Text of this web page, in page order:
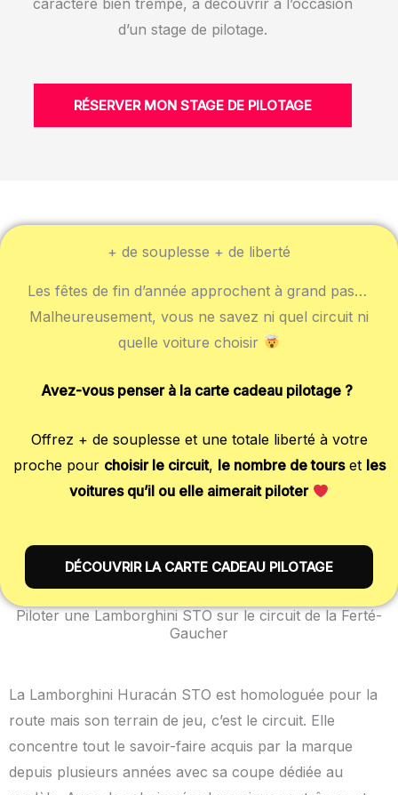
caractère bien trempé, à découvrir à l’occasion
d’un stage de pilotage.
RÉSERVER MON STAGE DE PILOTAGE
+ de souplesse + de liberté
Les fêtes de fin d’année approchent à grand pas…
Malheureusement, vous ne savez ni quel circuit ni
quelle voiture choisir
Avez-vous penser à la carte cadeau pilotage ?
Offrez + de souplesse et une totale liberté à votre
proche pour choisir le circuit, le nombre de tourset les
voitures qu’il ou elle aimerait piloter
DÉCOUVRIR LA CARTE CADEAU PILOTAGE
Piloter une Lamborghini STO sur le circuit de la Ferté-
Gaucher
La Lamborghini Huracán STO est homologuée pour la
route mais son terrain de jeu, c’est le circuit. Elle
concentre tout le savoir-faire acquis par la marque
depuis plusieurs années avec sa coupe dédiée au